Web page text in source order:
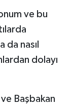
ve bu
da nasıl
dolayı
Başbakan